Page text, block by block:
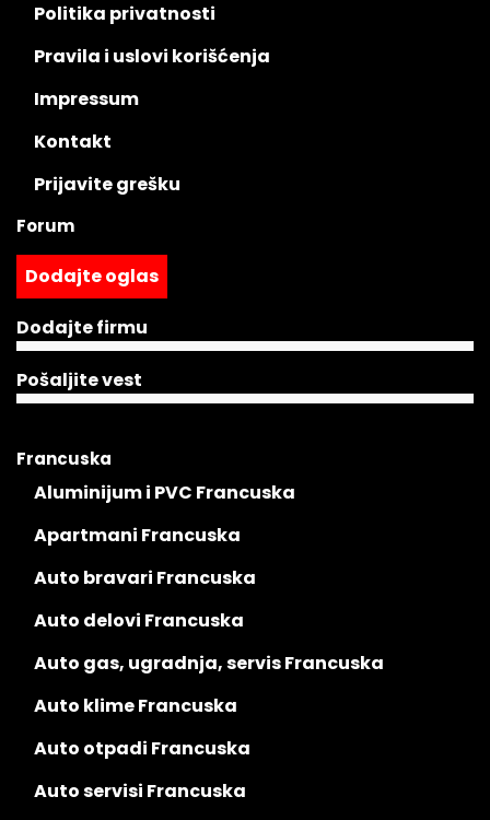
Politika privatnosti
Pravila i uslovi korišćenja
Impressum
Kontakt
Prijavite grešku
Forum
Dodajte oglas
Dodajte firmu
Pošaljite vest
Francuska
Aluminijum i PVC Francuska
Apartmani Francuska
Auto bravari Francuska
Auto delovi Francuska
Auto gas, ugradnja, servis Francuska
Auto klime Francuska
Auto otpadi Francuska
Auto servisi Francuska